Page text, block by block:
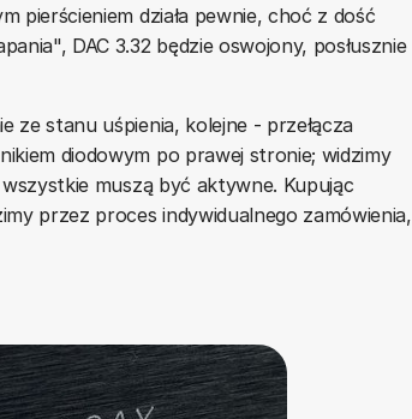
pierścieniem działa pewnie, choć z dość
DAC 3.32 będzie oswojony, posłusznie
ze stanu uśpienia, kolejne - przełącza
diodowym po prawej stronie; widzimy
muszą być aktywne. Kupując
przez proces indywidualnego zamówienia,